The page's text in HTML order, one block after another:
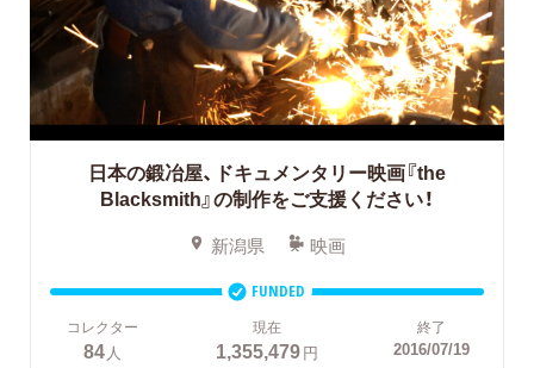
日本の鍛冶屋、ドキュメンタリー映画『the
Blacksmith』の制作をご支援ください！
新潟県 映画
FUNDED
コレクター
84 人
現在
1,355,479円
終了
2016/07/19